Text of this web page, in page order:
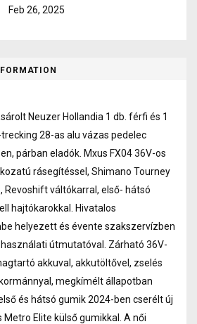
Feb 26, 2025
Neuzer Hollandia 1 db. férfi és 1
28-as alu vázas pedelec
párban eladók. Mxus FX04 36V-os
rásegítéssel, Shimano Tourney
Revoshift váltókarral, első- hátsó
hajtókarokkal. Hivatalos
helyezett és évente szakszervízben
útmutatóval. Zárható 36V-
akkuval, akkutöltővel, zselés
megkímélt állapotban
és hátsó gumik 2024-ben cserélt új
Elite külső gumikkal. A női